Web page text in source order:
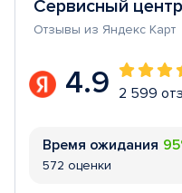
Сервисный
Отзывы из Яндекс Карт
4.9 2 599
Время ожидания
572 оценки